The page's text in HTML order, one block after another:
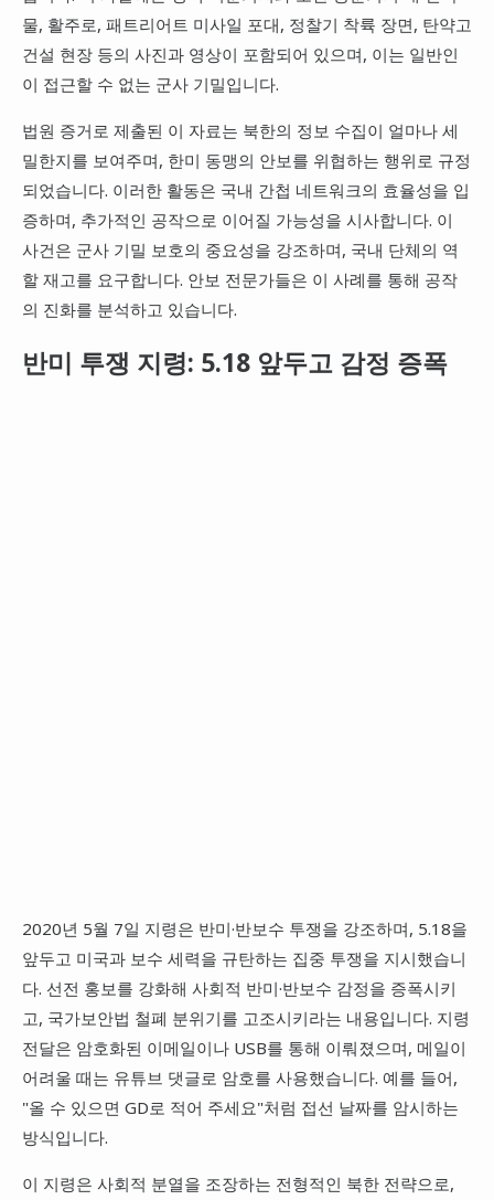
물, 활주로, 패트리어트 미사일 포대, 정찰기 착륙 장면, 탄약고
건설 현장 등의 사진과 영상이 포함되어 있으며, 이는 일반인
이 접근할 수 없는 군사 기밀입니다.
법원 증거로 제출된 이 자료는 북한의 정보 수집이 얼마나 세
밀한지를 보여주며, 한미 동맹의 안보를 위협하는 행위로 규정
되었습니다. 이러한 활동은 국내 간첩 네트워크의 효율성을 입
증하며, 추가적인 공작으로 이어질 가능성을 시사합니다. 이
사건은 군사 기밀 보호의 중요성을 강조하며, 국내 단체의 역
할 재고를 요구합니다. 안보 전문가들은 이 사례를 통해 공작
의 진화를 분석하고 있습니다.
반미 투쟁 지령: 5.18 앞두고 감정 증폭
2020년 5월 7일 지령은 반미·반보수 투쟁을 강조하며, 5.18을
앞두고 미국과 보수 세력을 규탄하는 집중 투쟁을 지시했습니
다. 선전 홍보를 강화해 사회적 반미·반보수 감정을 증폭시키
고, 국가보안법 철폐 분위기를 고조시키라는 내용입니다. 지령
전달은 암호화된 이메일이나 USB를 통해 이뤄졌으며, 메일이
어려울 때는 유튜브 댓글로 암호를 사용했습니다. 예를 들어,
"올 수 있으면 GD로 적어 주세요"처럼 접선 날짜를 암시하는
방식입니다.
이 지령은 사회적 분열을 조장하는 전형적인 북한 전략으로,